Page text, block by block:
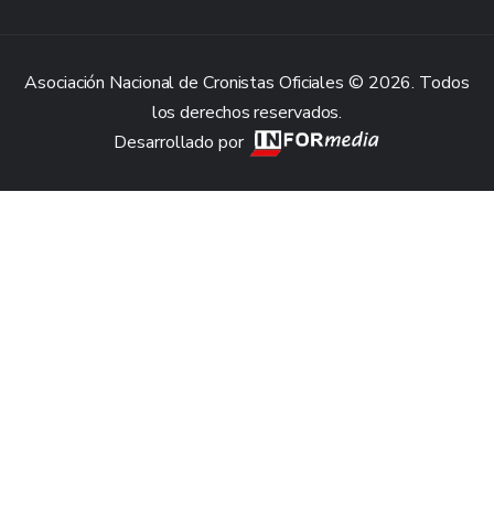
Asociación Nacional de Cronistas Oficiales © 2026. Todos
los derechos reservados.
Desarrollado por